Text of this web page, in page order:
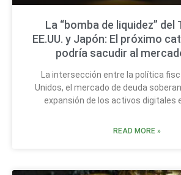
La “bomba de liquidez” del
EE.UU. y Japón: El próximo
podría sacudir al
La intersección entre la política
Unidos, el mercado de deuda
expansión de los activos digitales
READ MORE »